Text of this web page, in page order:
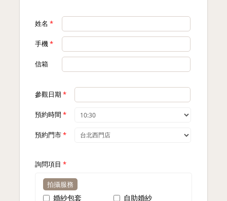
姓名*
手機*
信箱
參觀日期*
預約時間*
預約門市*
詢問項目*
拍攝服務
婚紗包套
自助婚紗